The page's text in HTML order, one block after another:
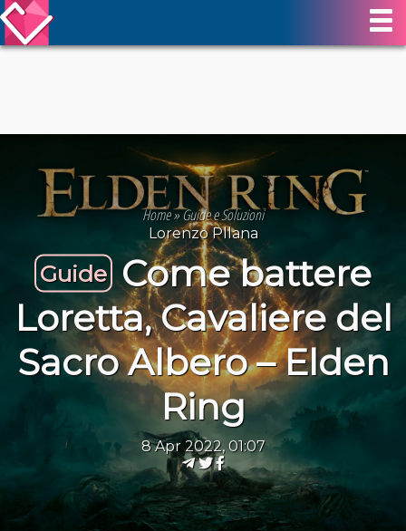
Home»Guide e Soluzioni
Lorenzo Pllana
Guide Come battere
Loretta, Cavaliere del
Sacro Albero – Elden
Ring
8 Apr 2022, 01:07